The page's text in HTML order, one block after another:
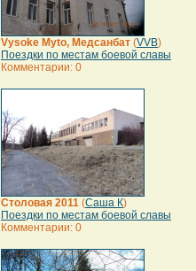
Vysoke Myto, Медсанбат (VVB)
Поездки по местам боевой славы
Комментарии: 0
Столовая 2011 (Саша К)
Поездки по местам боевой славы
Комментарии: 0